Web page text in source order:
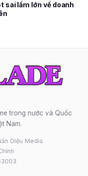
sai lầm lớn về doanh
trong nước và Quốc
Nam.
Diệu Media